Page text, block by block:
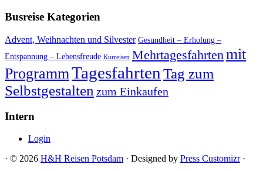
Busreise Kategorien
Advent, Weihnachten und Silvester Gesundheit – Erholung –
Entspannung – Lebensfreude Kurreisen Mehrtagesfahrtenmit
ProgrammTagesfahrten Tag zum
Selbstgestalten zum Einkaufen
Intern
Login
· © 2026 H&H Reisen Potsdam · Designed by Press Customizr·